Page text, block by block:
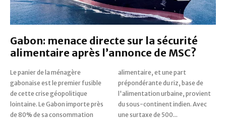
Gabon: menace directe sur la sécurité
alimentaire après l’annonce de MSC?
Le panier de la ménagère
gabonaise est le premier fusible
de cette crise géopolitique
lointaine. Le Gabon importe près
de 80% de sa consommation
alimentaire, et une part
prépondérante du riz, base de
l'alimentation urbaine, provient
du sous-continent indien. Avec
une surtaxe de 500...